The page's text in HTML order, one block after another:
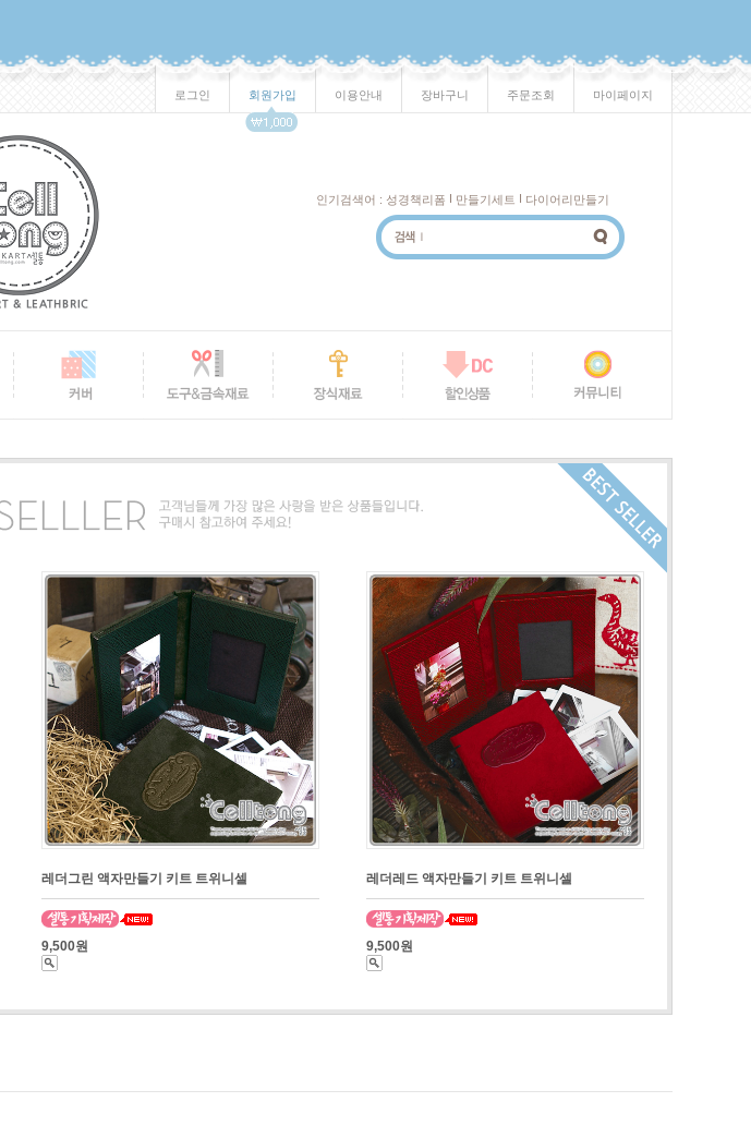
로그인 회원가입 이용안내 장바구니 주문조회 마이페이지
인기검색어 : 성경책리폼 I 만들기세트 I 다이어리만들기
레더그린 액자만들기 키트 트위니셀
9,500원
레더레드 액자만들기 키트 트위니셀
9,500원